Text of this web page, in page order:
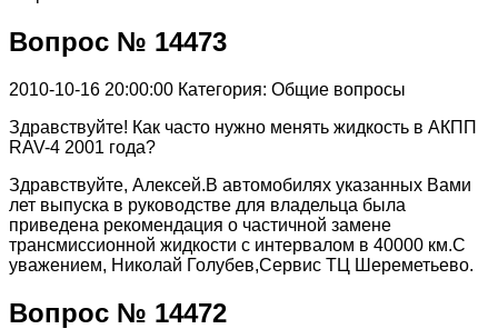
Вопрос № 14473
2010-10-16 20:00:00 Категория: Общие вопросы
Здравствуйте! Как часто нужно менять жидкость в АКПП
RAV-4 2001 года?
Здравствуйте, Алексей.В автомобилях указанных Вами
лет выпуска в руководстве для владельца была
приведена рекомендация о частичной замене
трансмиссионной жидкости с интервалом в 40000 км.С
уважением, Николай Голубев,Сервис ТЦ Шереметьево.
Вопрос № 14472